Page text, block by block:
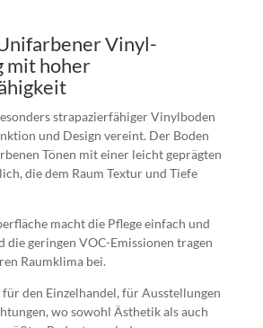
Vinyl-
mit hoher
strapazierfähiger Vinylboden
und Design vereint. Der Boden
Tönen mit einer leicht geprägten
die dem Raum Textur und Tiefe
macht die Pflege einfach und
die geringen VOC-Emissionen tragen
Raumklima bei.
den Einzelhandel, für Ausstellungen
wo sowohl Ästhetik als auch